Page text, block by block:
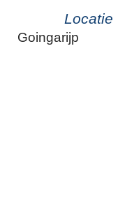
Locatie
Goingarijp